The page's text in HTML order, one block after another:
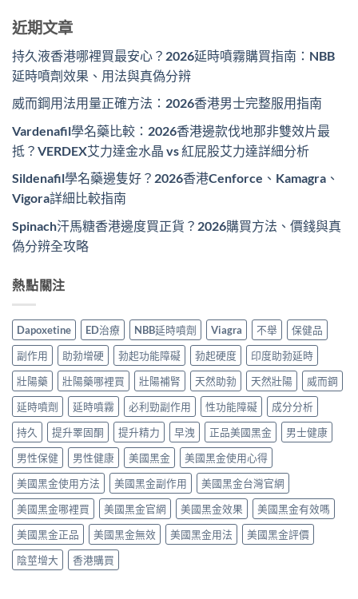
近期文章
持久液香港哪裡買最安心？2026延時噴霧購買指南：NBB
延時噴劑效果、用法與真偽分辨
威而鋼用法用量正確方法：2026香港男士完整服用指南
Vardenafil學名藥比較：2026香港邊款伐地那非雙效片最
抵？VERDEX艾力達金水晶 vs 紅屁股艾力達詳細分析
Sildenafil學名藥邊隻好？2026香港Cenforce、Kamagra、
Vigora詳細比較指南
Spinach汗馬糖香港邊度買正貨？2026購買方法、價錢與真
偽分辨全攻略
熱點關注
Dapoxetine ED治療 NBB延時噴劑 Viagra 不舉
保健品
副作用
助勃增硬 勃起功能障礙 勃起硬度
印度助勃延時
壯陽藥
壯陽藥哪裡買 壯陽補腎 天然助勃 天然壯陽
威而鋼
延時噴劑
延時噴霧 必利勁副作用 性功能障礙
成分分析
持久
提升睪固酮 提升精力 早洩 正品美國黑金
男士健康
男性保健
男性健康 美國黑金
美國黑金使用心得
美國黑金使用方法
美國黑金副作用
美國黑金台灣官網
美國黑金哪裡買
美國黑金官網 美國黑金效果
美國黑金有效嗎
美國黑金正品
美國黑金無效 美國黑金用法
美國黑金評價
陰莖增大
香港購買